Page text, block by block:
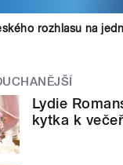
rozhlasu na
Lydie
kytka k